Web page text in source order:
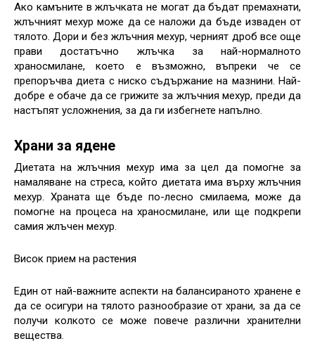
Ако камъните в жлъчката не могат да бъдат премахнати,
жлъчният мехур може да се наложи да бъде изваден от
тялото. Дори и без жлъчния мехур, черният дроб все още
прави достатъчно жлъчка за най-нормалното
храносмилане, което е възможно, въпреки че се
препоръчва диета с ниско съдържание на мазнини. Най-
добре е обаче да се грижите за жлъчния мехур, преди да
настъпят усложнения, за да ги избегнете напълно.
Храни за ядене
Диетата на жлъчния мехур има за цел да помогне за
намаляване на стреса, който диетата има върху жлъчния
мехур. Храната ще бъде по-лесно смилаема, може да
помогне на процеса на храносмилане, или ще подкрепи
самия жлъчен мехур.
Висок прием на растения
Един от най-важните аспекти на балансираното хранене е
да се осигури на тялото разнообразие от храни, за да се
получи колкото се може повече различни хранителни
вещества.